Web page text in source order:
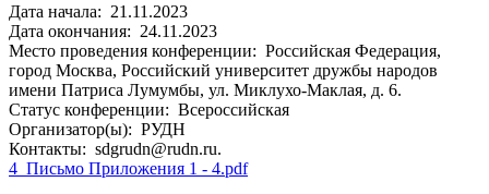
Дата начала: 21.11.2023
Дата окончания: 24.11.2023
Место проведения конференции: Российская Федерация,
город Москва, Российский университет дружбы народов
имени Патриса Лумумбы, ул. Миклухо-Маклая, д. 6.
Статус конференции: Всероссийская
Организатор(ы): РУДН
Контакты: sdgrudn@rudn.ru.
4_Письмо Приложения 1 - 4.pdf